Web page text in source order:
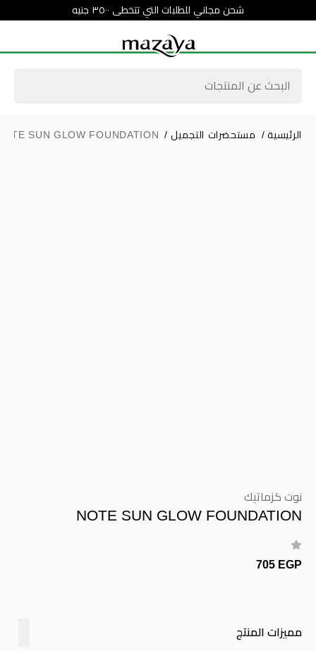
شحن مجاني للطلبات التي تتخطى ٣٥٠٠ جنيه
الرئيسية / مستحضرات التجميل /
SUN GLOW FOUNDATION
نوت كزماتيك
NOTE SUN GLOW FOUNDATION
705 EGP
مميزات المنتج